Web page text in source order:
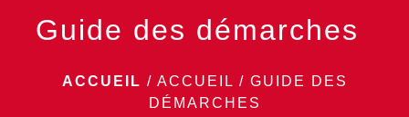
Guide des démarches
ACCUEIL / ACCUEIL / GUIDE DES
DÉMARCHES